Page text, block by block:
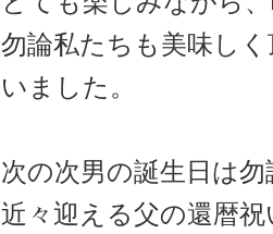
勿論私たちも美味し
いました。
次の次男の誕生日は勿
近々迎える父の還暦